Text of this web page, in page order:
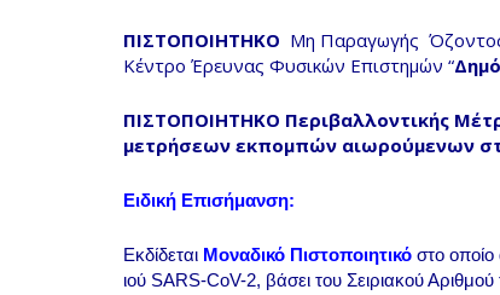
ΠΙΣΤΟΠΟΙΗΤΗΚΟ Μη Παραγωγής
Κέντρο Έρευνας Φυσικών Επιστημών “
ΠΙΣΤΟΠΟΙΗΤΗΚΟ Περιβαλλοντικής
μετρήσεων εκπομπών αιωρούμενων
Ειδική Επισήμανση:
Εκδίδεται Μοναδικό Πιστοποιητικό στο οποίο
ιού SARS-CoV-2, βάσει του Σειριακού